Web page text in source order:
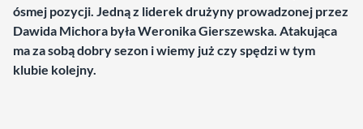
ósmej pozycji. Jedną z liderek drużyny prowadzonej przez
Dawida Michora była Weronika Gierszewska. Atakująca
ma za sobą dobry sezon i wiemy już czy spędzi w tym
klubie kolejny.